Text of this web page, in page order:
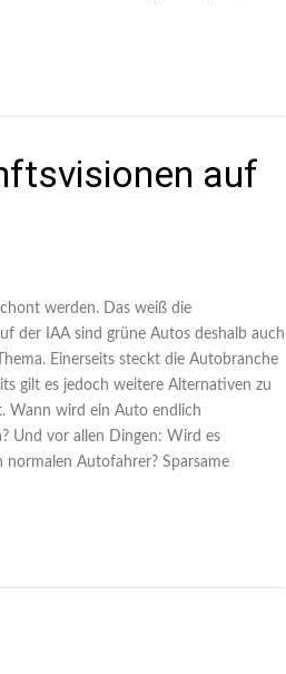
auf
werden. Das weiß die
der IAA sind grüne Autos deshalb auch
Einerseits steckt die Autobranche
gilt es jedoch weitere Alternativen zu
Wann wird ein Auto endlich
Und vor allen Dingen: Wird es
normalen Autofahrer? Sparsame